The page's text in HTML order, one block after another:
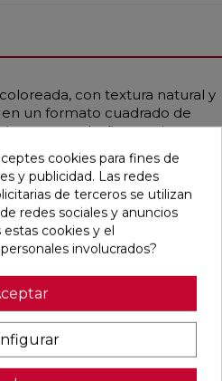
con textura natural y
un formato cuadrado de
en baños, cocinas,
Su resistencia a la
muy duradero. Con un
lo industrial y lo
del cemento en un
puede interesar
favorite favorite
cookies para fines de
y publicidad. Las redes
de terceros se utilizan
redes sociales y anuncios
cookies y el
involucrados?